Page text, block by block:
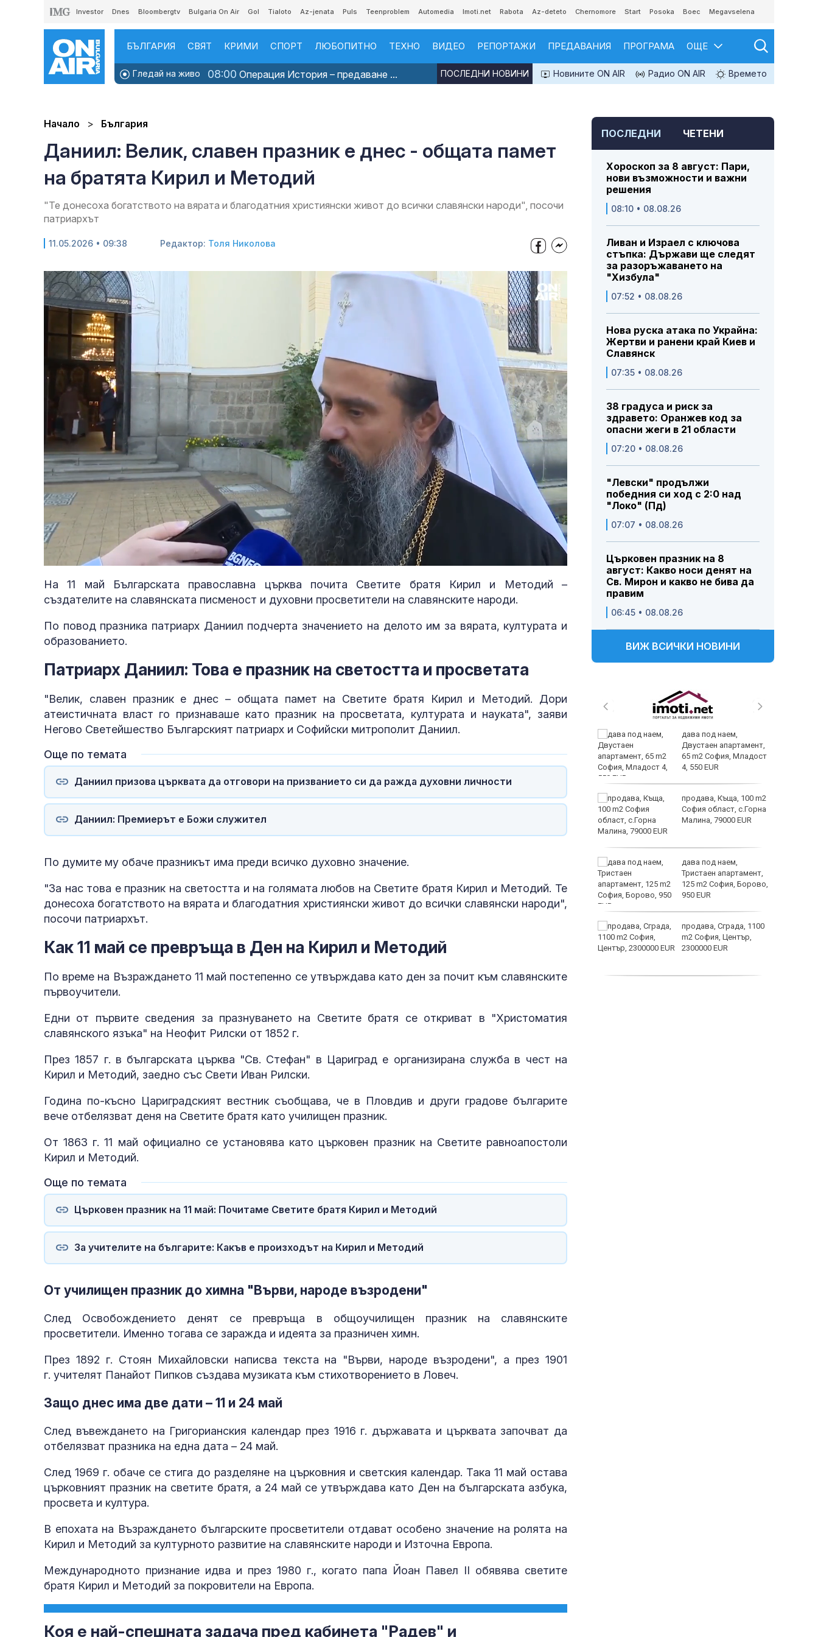
Investor Dnes Bloombergtv Bulgaria On Air Gol Tialoto Az-jenata Puls Teenproblem Automedia Imoti.net Rabota Az-deteto Chernomore Start Posoka Boec Megavselena
БЪЛГАРИЯ СВЯТ КРИМИ СПОРТ ЛЮБОПИТНО ТЕХНО ВИДЕО РЕПОРТАЖИ ПРЕДАВАНИЯ ПРОГРАМА ОЩЕ
Гледай на живо 08:00 Операция История – предаване ... Новините ON AIR Радио ON AIR Времето
ПОСЛЕДНИ НОВИНИ
Начало България
Даниил: Велик, славен празник е днес - общата памет
на братята Кирил и Методий
"Те донесоха богатството на вярата и благодатния християнски живот до всички славянски народи", посочи
патриархът
11.05.2026 • 09:38 Редактор: Толя Николова
Unmute
На 11 май Българската православна църква почита Светите братя Кирил и Методий –
създателите на славянската писменост и духовни просветители на славянските народи.
По повод празника патриарх Даниил подчерта значението на делото им за вярата, културата и
образованието.
Патриарх Даниил: Това е празник на светостта и просветата
"Велик, славен празник е днес – общата памет на Светите братя Кирил и Методий. Дори
атеистичната власт го признаваше като празник на просветата, културата и науката", заяви
Негово Светейшество Българският патриарх и Софийски митрополит Даниил.
Още по темата
Даниил призова църквата да отговори на призванието си да ражда духовни личности
Даниил: Премиерът е Божи служител
По думите му обаче празникът има преди всичко духовно значение.
"За нас това е празник на светостта и на голямата любов на Светите братя Кирил и Методий. Те
донесоха богатството на вярата и благодатния християнски живот до всички славянски народи",
посочи патриархът.
Как 11 май се превръща в Ден на Кирил и Методий
По време на Възраждането 11 май постепенно се утвърждава като ден за почит към славянските
първоучители.
Едни от първите сведения за празнуването на Светите братя се откриват в "Христоматия
славянского язъка" на Неофит Рилски от 1852 г.
През 1857 г. в българската църква "Св. Стефан" в Цариград е организирана служба в чест на
Кирил и Методий, заедно със Свети Иван Рилски.
Година по-късно Цариградският вестник съобщава, че в Пловдив и други градове българите
вече отбелязват деня на Светите братя като училищен празник.
От 1863 г. 11 май официално се установява като църковен празник на Светите равноапостоли
Кирил и Методий.
Още по темата
Църковен празник на 11 май: Почитаме Светите братя Кирил и Методий
За учителите на българите: Какъв е произходът на Кирил и Методий
От училищен празник до химна "Върви, народе възродени"
След Освобождението денят се превръща в общоучилищен празник на славянските
просветители. Именно тогава се заражда и идеята за празничен химн.
През 1892 г. Стоян Михайловски написва текста на "Върви, народе възродени", а през 1901
г. учителят Панайот Пипков създава музиката към стихотворението в Ловеч.
Защо днес има две дати – 11 и 24 май
След въвеждането на Григорианския календар през 1916 г. държавата и църквата започват да
отбелязват празника на една дата – 24 май.
След 1969 г. обаче се стига до разделяне на църковния и светския календар. Така 11 май остава
църковният празник на светите братя, а 24 май се утвърждава като Ден на българската азбука,
просвета и култура.
В епохата на Възраждането българските просветители отдават особено значение на ролята на
Кирил и Методий за културното развитие на славянските народи и Източна Европа.
Международното признание идва и през 1980 г., когато папа Йоан Павел II обявява светите
братя Кирил и Методий за покровители на Европа.
Коя е най-спешната задача пред кабинета "Радев" и
ПОСЛЕДНИ ЧЕТЕНИ
Хороскоп за 8 август: Пари,
нови възможности и важни
решения
08:10 • 08.08.26
Ливан и Израел с ключова
стъпка: Държави ще следят
за разоръжаването на
"Хизбула"
07:52 • 08.08.26
Нова руска атака по Украйна:
Жертви и ранени край Киев и
Славянск
07:35 • 08.08.26
38 градуса и риск за
здравето: Оранжев код за
опасни жеги в 21 области
07:20 • 08.08.26
"Левски" продължи
победния си ход с 2:0 над
"Локо" (Пд)
07:07 • 08.08.26
Църковен празник на 8
август: Какво носи денят на
Св. Мирон и какво не бива да
правим
06:45 • 08.08.26
ВИЖ ВСИЧКИ НОВИНИ
След гонка с
мъж, у когото
намериха 460 000 евро
Горещините не
Край на двойното
цените в евро и в
левове
на руския елит
кърмачета: какво
трябва да знаят
родителите
Кървене след секс –
изключително
кърмени през първите
шест месеца
дава под наем,
Двустаен апартамент,
65 m2 София, Младост
4, 550 EUR
продава, Къща, 100 m2
София област, с.Горна
Малина, 79000 EUR
дава под наем,
Тристаен апартамент,
125 m2 София, Борово,
950 EUR
продава, Сграда, 1100
m2 София, Център,
2300000 EUR